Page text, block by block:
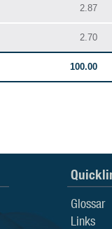
2.87
2.70
100.00
Glossar
Links